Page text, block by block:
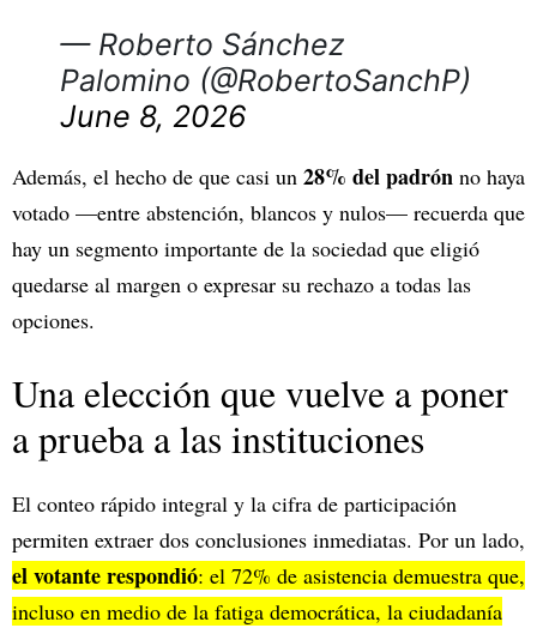
— Roberto Sánchez
Palomino (@RobertoSanchP)
June 8, 2026
Además, el hecho de que casi un 28% del padrón no haya
votado —entre abstención, blancos y nulos— recuerda que
hay un segmento importante de la sociedad que eligió
quedarse al margen o expresar su rechazo a todas las
opciones.
Una elección que vuelve a poner
a prueba a las instituciones
El conteo rápido integral y la cifra de participación
permiten extraer dos conclusiones inmediatas. Por un lado,
el votante respondió: el 72% de asistencia demuestra que,
incluso en medio de la fatiga democrática, la ciudadanía